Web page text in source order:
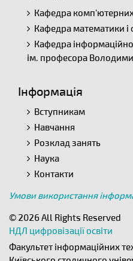
Кафедра
Кафедра математики і
Кафедра
ім. професора
Інформація
Вступникам
Навчання
Розклад занять
Наука
Контакти
Умови використання
© 2026 All Rights Reserved
НДЛ цифровізації освіти
Факультет інформаційних